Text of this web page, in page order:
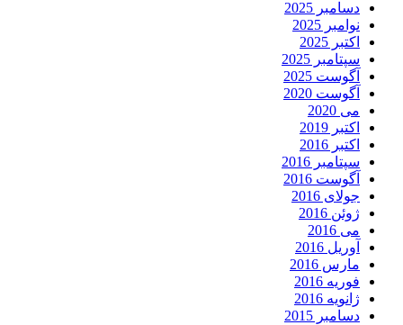
دسامبر 2025
نوامبر 2025
اکتبر 2025
سپتامبر 2025
آگوست 2025
آگوست 2020
می 2020
اکتبر 2019
اکتبر 2016
سپتامبر 2016
آگوست 2016
جولای 2016
ژوئن 2016
می 2016
آوریل 2016
مارس 2016
فوریه 2016
ژانویه 2016
دسامبر 2015